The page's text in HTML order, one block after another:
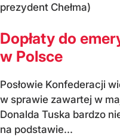
prezydent Chełma)
Dopłaty do
w Polsce
Posłowie Konfederacji
w sprawie zawartej w
Donalda Tuska bardzo
na podstawie...